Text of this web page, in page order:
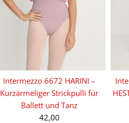
Intermezzo 6672 HARINI –
Kurzärmeliger Strickpulli für
Ballett und Tanz
42,00